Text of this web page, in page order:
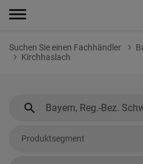
Suchen Sie einen Fachhändler
Kirchhaslach
Produktsegment